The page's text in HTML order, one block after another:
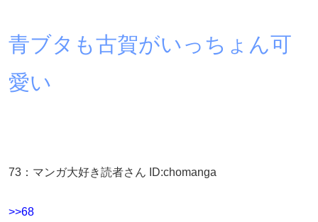
青ブタも古賀がいっちょん可
愛い
73 ： マンガ大好き読者さん ID:chomanga
>>68